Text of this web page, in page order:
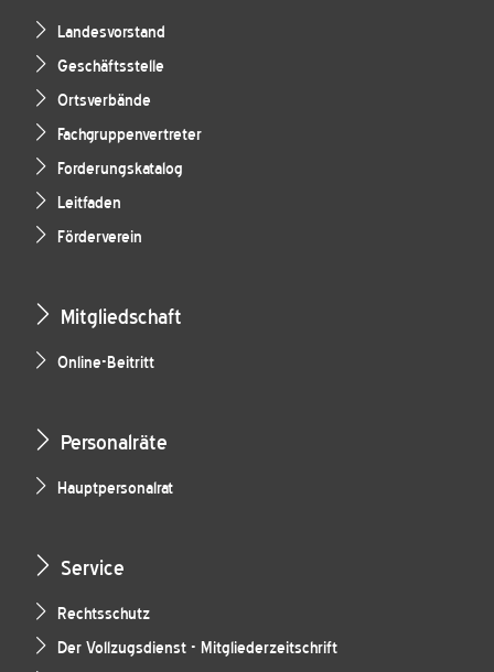
Landesvorstand
Geschäftsstelle
Ortsverbände
Fachgruppenvertreter
Forderungskatalog
Leitfaden
Förderverein
Mitgliedschaft
Online-Beitritt
Personalräte
Hauptpersonalrat
Service
Rechtsschutz
Der Vollzugsdienst - Mitgliederzeitschrift